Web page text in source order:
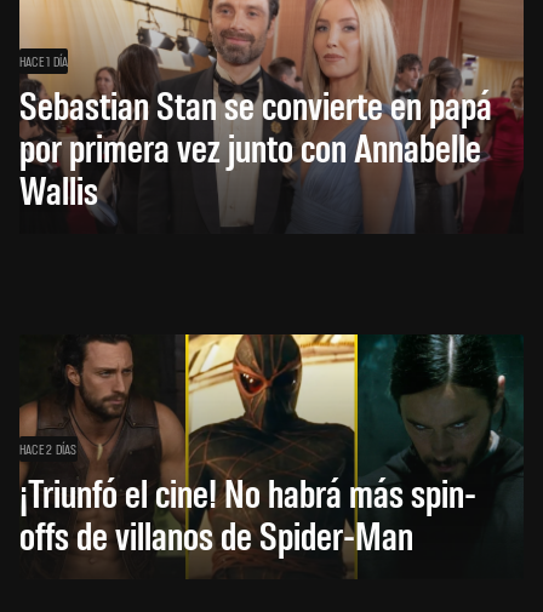
HACE 1 DÍA
Sebastian Stan se convierte en papá
por primera vez junto con Annabelle
Wallis
HACE 2 DÍAS
¡Triunfó el cine! No habrá más spin-
offs de villanos de Spider-Man